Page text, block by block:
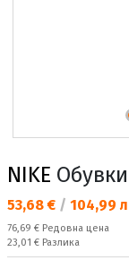
NIKE Обувки
Текуща цена:
53,68 € / 104,99
Редовна цена:
76,69 € Редовна цена
Спестявате:
23,01 € Разлика